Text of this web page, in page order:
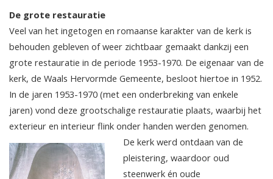
De grote restauratie
Veel van het ingetogen en romaanse karakter van de kerk is
behouden gebleven of weer zichtbaar gemaakt dankzij een
grote restauratie in de periode 1953-1970. De eigenaar van de
kerk, de Waals Hervormde Gemeente, besloot hiertoe in 1952.
In de jaren 1953-1970 (met een onderbreking van enkele
jaren) vond deze grootschalige restauratie plaats, waarbij het
exterieur en interieur flink onder handen werden genomen.
De kerk werd ontdaan van de
pleistering, waardoor oud
steenwerk én oude